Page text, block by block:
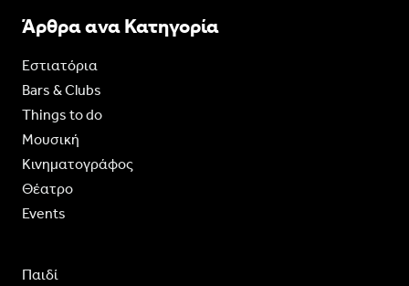
Άρθρα ανα Κατηγορία
Εστιατόρια
Bars & Clubs
Things to do
Moυσική
Κινηματογράφος
Θέατρο
Events
Παιδί